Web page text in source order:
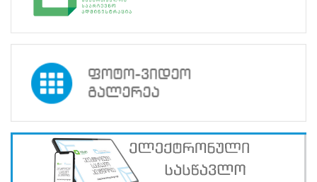
პროექტები
სერტიფიცირება